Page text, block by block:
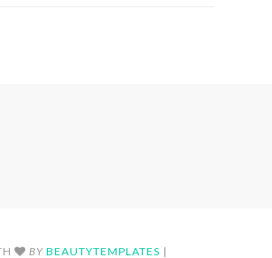
BY BEAUTYTEMPLATES |